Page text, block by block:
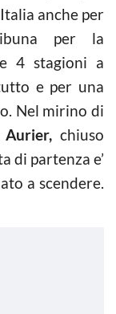
anche per
per la
4 stagioni a
e per una
Nel mirino di
Aurier, chiuso
di partenza e’
a scendere.